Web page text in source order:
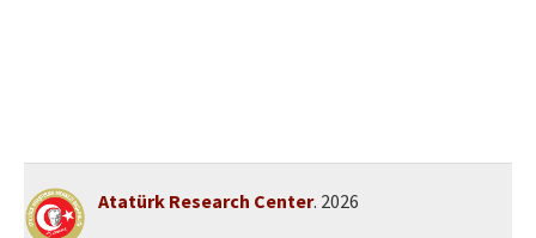
Atatürk Research Center. 2026